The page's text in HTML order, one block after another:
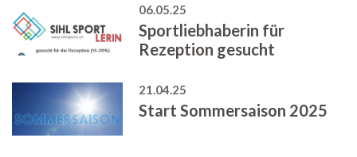
06.05.25
Sportliebhaberin für
Rezeption gesucht
21.04.25
Start Sommersaison 2025